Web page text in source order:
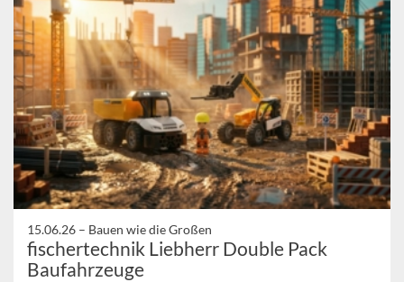
15.06.26 – Bauen wie die Großen
fischertechnik Liebherr Double Pack
Baufahrzeuge